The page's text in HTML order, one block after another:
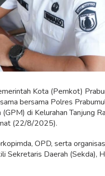
Kota (Pemkot)
bersama Polres
di Kelurahan Tanjung
(22/8/2025).
OPD, serta
Sekretaris Daerah (Sekda),